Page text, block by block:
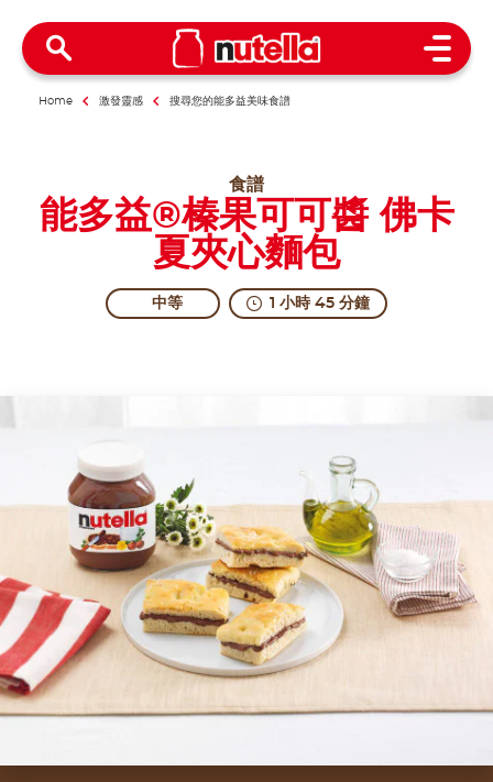
Open
Home 激發靈感 搜尋您的能多益美味食譜
食譜
能多益®榛果可可醬 佛卡
夏夾心麵包
中等 1 小時 45 分鐘